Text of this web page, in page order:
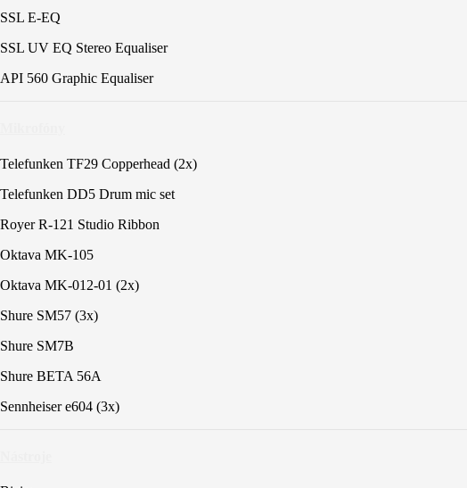
SSL E-EQ
SSL UV EQ Stereo Equaliser
API 560 Graphic Equaliser
Telefunken TF29 Copperhead (2x)
Telefunken DD5 Drum mic set
Royer R-121 Studio Ribbon
Oktava MK-105
Oktava MK-012-01 (2x)
Shure SM57 (3x)
Shure SM7B
Shure BETA 56A
Sennheiser e604 (3x)